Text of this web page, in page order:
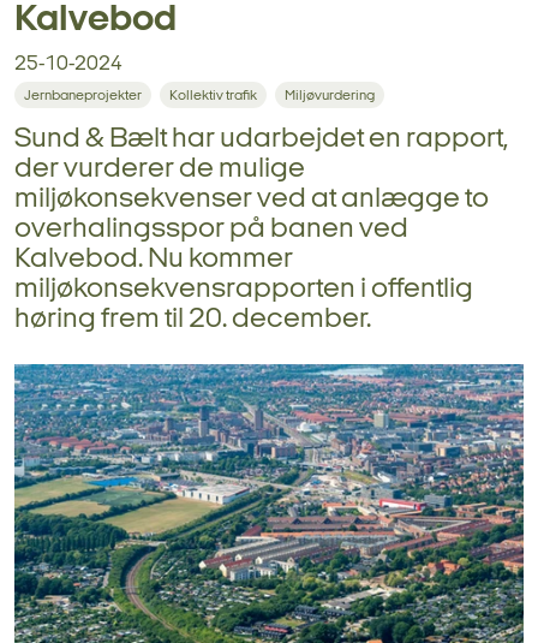
Kalvebod
25-10-2024
Jernbaneprojekter Kollektiv trafik Miljøvurdering
Sund & Bælt har udarbejdet en rapport,
der vurderer de mulige
miljøkonsekvenser ved at anlægge to
overhalingsspor på banen ved
Kalvebod. Nu kommer
miljøkonsekvensrapporten i offentlig
høring frem til 20. december.